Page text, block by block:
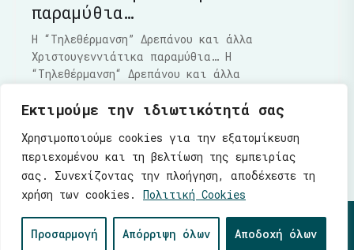
Εκτιμούμε την ιδιωτικότητά σας
Χρησιμοποιούμε cookies για την εξατομίκευση
περιεχομένου και τη βελτίωση της εμπειρίας
σας. Συνεχίζοντας την πλοήγηση, αποδέχεστε τη
χρήση των cookies.
Πολιτική Cookies
Προσαρμογή Απόρριψη όλων Αποδοχή όλων
παραμύθια…
Η “Τηλεθέρμανση” Δρεπάνου και άλλα
Χριστουγεννιάτικα παραμύθια… Η
“Τηλεθέρμανση“ Δρεπάνου και άλλα
Ενότητα
| Λάζαρος Μαλούτας - Δήμαρχος
Κοζάνης